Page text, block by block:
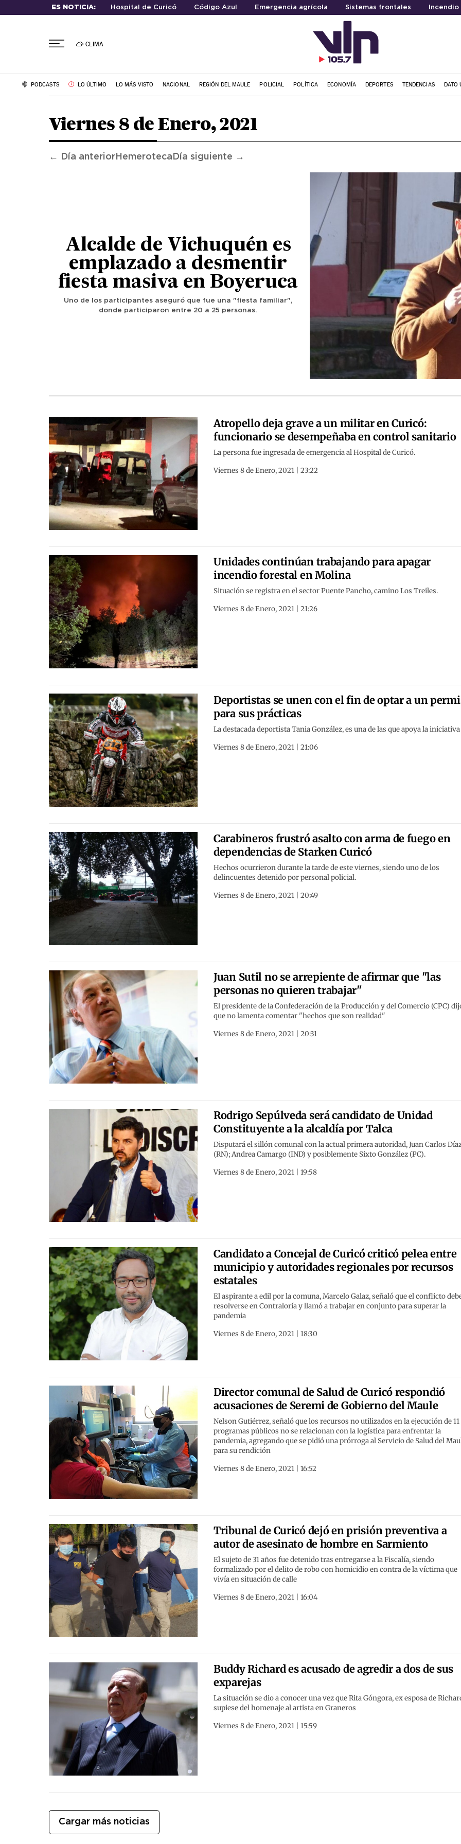
ES NOTICIA: Hospital de Curicó Código Azul Emergencia agrícola Sistemas frontales
CLIMA
PODCASTS LO ÚLTIMO LO MÁS VISTO NACIONAL REGIÓN DEL MAULE POLICIAL POLÍTICA ECONOMÍA DEPORTES TENDENCIAS DATO
Viernes 8 de Enero, 2021
← Día anteriorHemeroteca Día siguiente →
Alcalde de Vichuquén es
emplazado a desmentir
fiesta masiva en Boyeruca
Uno de los participantes aseguró que fue una "fiesta familiar",
donde participaron entre 20 a 25 personas.
Atropello deja grave a un militar en Curicó:
funcionario se desempeñaba en control sanitario
La persona fue ingresada de emergencia al Hospital de Curicó.
Viernes 8 de Enero, 2021 | 23:22
Unidades continúan trabajando para apagar
incendio forestal en Molina
Situación se registra en el sector Puente Pancho, camino Los Treiles.
Viernes 8 de Enero, 2021 | 21:26
Deportistas se unen con el fin de optar a un
para sus prácticas
La destacada deportista Tania González, es una de las que apoya la iniciativa
Viernes 8 de Enero, 2021 | 21:06
Carabineros frustró asalto con arma de fuego en
dependencias de Starken Curicó
Hechos ocurrieron durante la tarde de este viernes, siendo uno de los
delincuentes detenido por personal policial.
Viernes 8 de Enero, 2021 | 20:49
Juan Sutil no se arrepiente de afirmar que "las
personas no quieren trabajar"
El presidente de la Confederación de la Producción y del Comercio (CPC)
que no lamenta comentar "hechos que son realidad"
Viernes 8 de Enero, 2021 | 20:31
Rodrigo Sepúlveda será candidato de Unidad
Constituyente a la alcaldía por Talca
Disputará el sillón comunal con la actual primera autoridad, Juan Carlos
(RN); Andrea Camargo (IND) y posiblemente Sixto González (PC).
Viernes 8 de Enero, 2021 | 19:58
Candidato a Concejal de Curicó criticó pelea entre
municipio y autoridades regionales por recursos
estatales
El aspirante a edil por la comuna, Marcelo Galaz, señaló que el conflicto
resolverse en Contraloría y llamó a trabajar en conjunto para superar la
pandemia
Viernes 8 de Enero, 2021 | 18:30
Director comunal de Salud de Curicó respondió
acusaciones de Seremi de Gobierno del Maule
Nelson Gutiérrez, señaló que los recursos no utilizados en la ejecución de 11
programas públicos no se relacionan con la logística para enfrentar la
pandemia, agregando que se pidió una prórroga al Servicio de Salud del
para su rendición
Viernes 8 de Enero, 2021 | 16:52
Tribunal de Curicó dejó en prisión preventiva a
autor de asesinato de hombre en Sarmiento
El sujeto de 31 años fue detenido tras entregarse a la Fiscalía, siendo
formalizado por el delito de robo con homicidio en contra de la víctima que
vivía en situación de calle
Viernes 8 de Enero, 2021 | 16:04
Buddy Richard es acusado de agredir a dos de sus
exparejas
La situación se dio a conocer una vez que Rita Góngora, ex esposa de
supiese del homenaje al artista en Graneros
Viernes 8 de Enero, 2021 | 15:59
Cargar más noticias